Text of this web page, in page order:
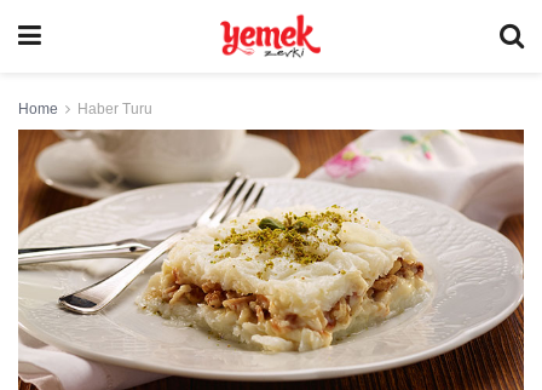
Home Haber Turu